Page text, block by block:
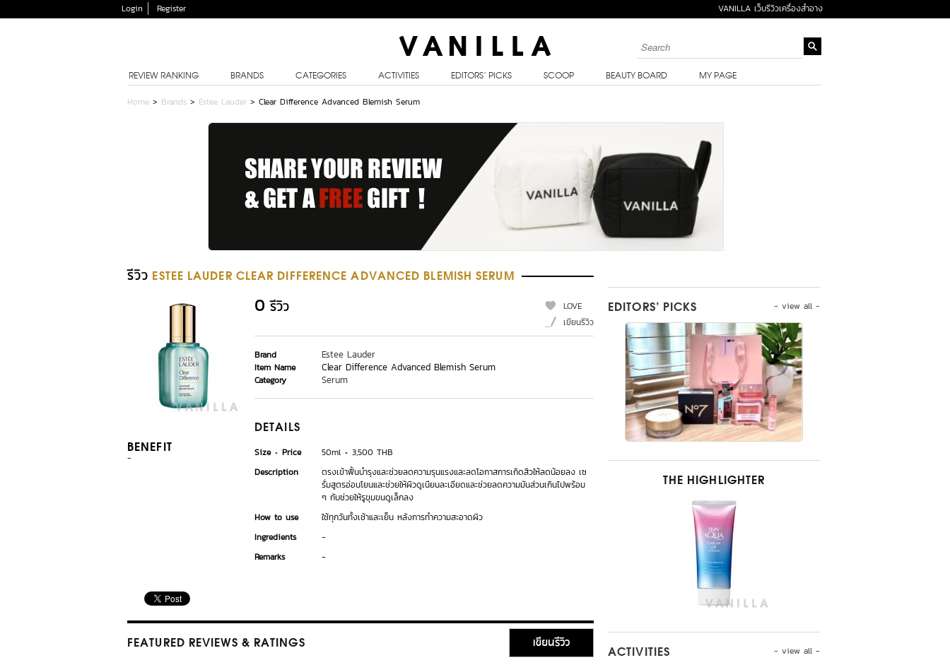
Login Register VANILLA เว็บรีวิวเครื่องสำอาง
REVIEW RANKING BRANDS CATEGORIES ACTIVITIES EDITORS’ PICKS SCOOP BEAUTY BOARD MY PAGE
Home > Brands > Estee Lauder > Clear Difference Advanced Blemish Serum
รีวิว ESTEE LAUDER CLEAR DIFFERENCE ADVANCED BLEMISH SERUM
BENEFIT
-
0 รีวิว
LOVE
เขียนรีวิว
Brand Estee Lauder
Item Name Clear Difference Advanced Blemish Serum
Category Serum
DETAILS
Size Price 50ml
3,500 THB
Description
ตรงเข้าฟื้นบำรุงและช่วยลดความรุนแรงและลดโอกาสการเกิดสิวให้ลดน้อยลง เซ
รั่มสูตรอ่อนโยนและช่วยให้ผิวดูเนียนละเอียดและช่วยลดความมันส่วนเกินไปพร้อม
ๆ กับช่วยให้รูขุมขนดูเล็กลง
How to use
ใช้ทุกวันทั้งเช้าและเย็น หลังการทำความสะอาดผิว
Ingredients
-
Remarks
-
FEATURED REVIEWS & RATINGS เขียนรีวิว
- view all -
EDITORS’ PICKS
THE HIGHLIGHTER
- view all -
ACTIVITIES